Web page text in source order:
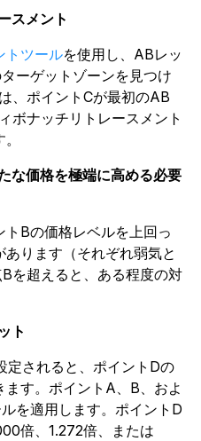
スメント
トツールを使用し、ABレッ
ーゲットゾーンを見つけ
、ポイントCが最初のAB
ボナッチリトレースメント
な価格を極端に高める必要
トBの価格レベルを上回っ
ります（それぞれ弱気と
を超えると、ある程度の対
ト
定されると、ポイントDの
す。ポイントA、B、およ
を適用します。ポイントD
倍、1.272倍、または